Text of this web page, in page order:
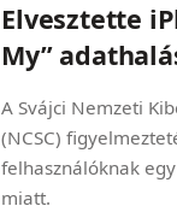
Elvesztette
My”
A Svájci Nemzeti
(NCSC)
felhasználóknak
miatt.